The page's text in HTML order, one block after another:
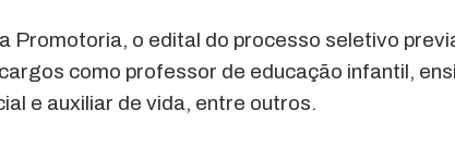
Promotoria, o edital do processo seletivo
como professor de educação infantil,
e auxiliar de vida, entre outros.